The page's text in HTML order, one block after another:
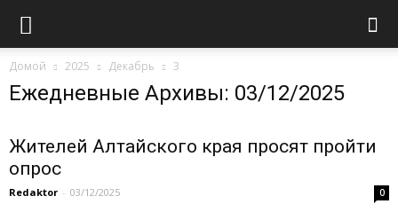
Домой 2025 Декабрь 3
Ежедневные Архивы: 03/12/2025
Жителей Алтайского края просят пройти
опрос
Redaktor - 03/12/2025 0